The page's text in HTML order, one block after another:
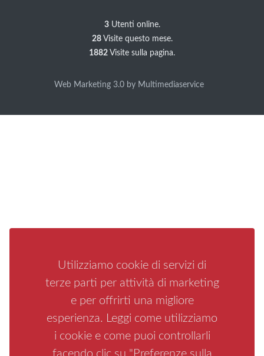
Utilizziamo cookie di servizi di
terze parti per attività di marketing
e per offrirti una migliore
esperienza. Leggi come utilizziamo
i cookie e come puoi controllarli
facendo clic su "Preferenze sulla
3Utenti online.
28Visite questo mese.
1882 Visite sulla pagina.
Web Marketing 3.0 by Multimediaservice